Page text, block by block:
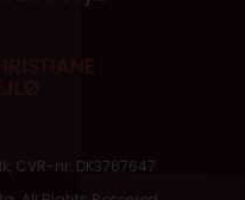
CVR-nr. DK3767647